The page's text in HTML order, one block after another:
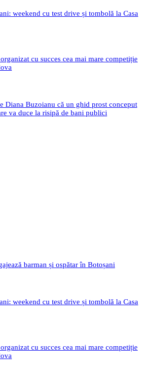
weekend cu test drive și tombolă la Casa
cu succes cea mai mare competiție
Diana Buzoianu că un ghid prost conceput
va duce la risipă de bani publici
barman și ospătar în Botoșani
weekend cu test drive și tombolă la Casa
cu succes cea mai mare competiție